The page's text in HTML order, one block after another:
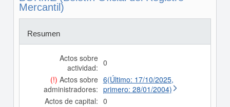
Mercantil)
Resumen
Actos sobre
actividad: 0
(!) Actos sobre
administradores:
6(Último: 17/10/2025,
primero: 28/01/2004)
Actos de capital: 0